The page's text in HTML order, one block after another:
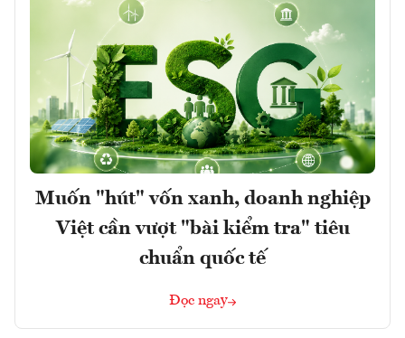
Muốn "hút" vốn xanh, doanh nghiệp
Việt cần vượt "bài kiểm tra" tiêu
chuẩn quốc tế
Đọc ngay